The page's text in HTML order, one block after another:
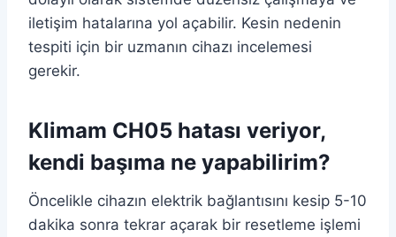
iletişim hatalarına yol açabilir. Kesin nedenin
tespiti için bir uzmanın cihazı incelemesi
gerekir.
Klimam CH05 hatası veriyor,
kendi başıma ne yapabilirim?
Öncelikle cihazın elektrik bağlantısını kesip 5-10
dakika sonra tekrar açarak bir resetleme işlemi